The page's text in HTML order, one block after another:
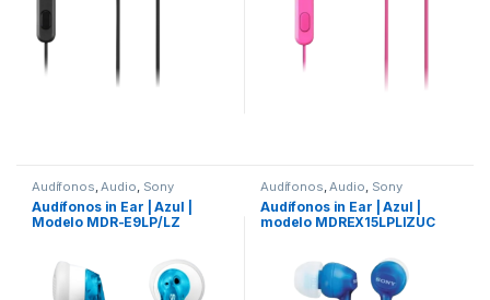
Audífonos,Audio, Sony
Audífonos in Ear | Azul |
Modelo MDR-E9LP/LZ
Audífonos,Audio, Sony
Audífonos in Ear | Azul |
modelo MDREX15LPLIZUC